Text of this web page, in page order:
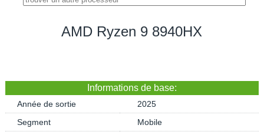
AMD Ryzen 9 8940HX
Informations de base:
Année de sortie
2025
Segment
Mobile